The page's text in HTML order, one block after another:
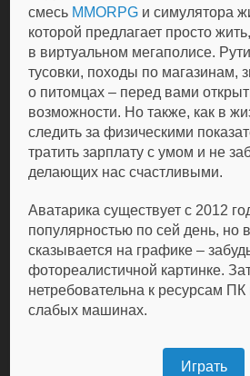
смесь MMORPG и симулятора
которой предлагает просто
в виртуальном мегаполисе.
тусовки, походы по магазинам,
о питомцах – перед вами
возможности. Но также, как в
следить за физическими
тратить зарплату с умом и не
делающих нас счастливыми.
Аватарика существует с 2012
популярностью по сей день, но
сказывается на графике –
фотореалистичной картинке.
нетребовательна к ресурсам ПК
слабых машинах.
Играть